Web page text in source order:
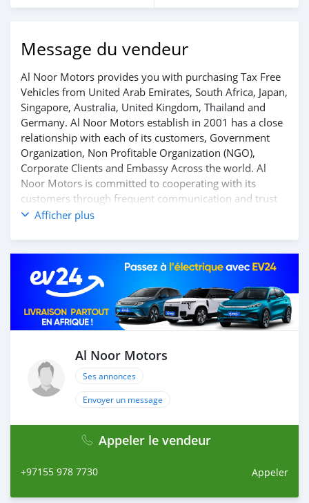
Message du vendeur
Al Noor Motors provides you with purchasing Tax Free
Vehicles from United Arab Emirates, South Africa, Japan,
Singapore, Australia, United Kingdom, Thailand and
Germany. Al Noor Motors establish in 2001 has a close
relationship with each of its customers, Government
Organization, Non Profitable Organization (NGO),
Corporate Clients and Embassy Across the world. Al
Noor Motors is committed to cooperating with its
customers through frequent communication and trust
in order to facilitate the completion of a transaction and
Thousands of vehicles are available for the customer to
purchase online from Al Noor Motors inventory. We
have a wide range of cars and you can be assured that
you will find the best quality cars here at a good
bargain. If you wish to visit any of our companies
around globe to purchase directly, FOB or CIF rates can
negotiable and all inquiries are welcome.
SHIPMENT
We p
Afficher plus
Al Noor Motors
Ses annonces
Envoyer un message
Appeler le vendeur
+97155 978 7730 Appeler